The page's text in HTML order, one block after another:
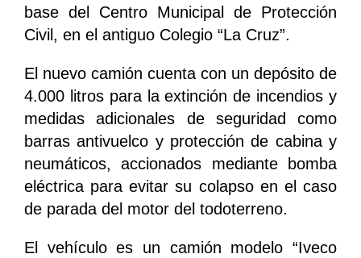
base del Centro Municipal de Protección
Civil, en el antiguo Colegio “La Cruz”.
El nuevo camión cuenta con un depósito de
4.000 litros para la extinción de incendios y
medidas adicionales de seguridad como
barras antivuelco y protección de cabina y
neumáticos, accionados mediante bomba
eléctrica para evitar su colapso en el caso
de parada del motor del todoterreno.
El vehículo es un camión modelo “Iveco